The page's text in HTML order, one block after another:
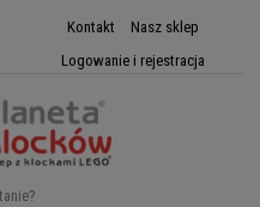
Kontakt
Nasz sklep
Logowanie i rejestracja